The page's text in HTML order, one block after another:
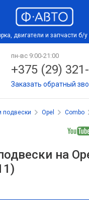
двигатели и запчасти б/
пн-вс 9:00-21:00
+375 (29)
Заказать обратный
подвески Opel Combo
на